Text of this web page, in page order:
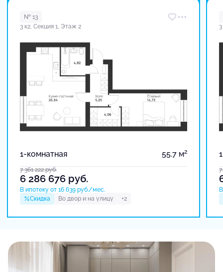
№ 13
3 к2, Секция 1, Этаж 2
1-комнатная 55.7 м2
7 361 222руб.
6 286 676 руб.
В ипотеку от 16 639 руб./мес.
Скидка
Во двор и на улицу +2